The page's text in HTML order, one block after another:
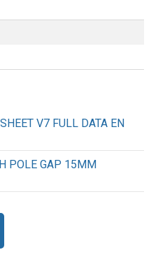
V7 FULL DATA EN
POLE GAP 15MM